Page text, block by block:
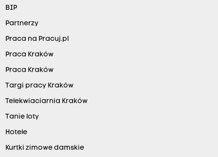
BIP
Partnerzy
Praca na Pracuj.pl
Praca Kraków
Praca Kraków
Targi pracy Kraków
Telekwiaciarnia Kraków
Tanie loty
Hotele
Kurtki zimowe damskie